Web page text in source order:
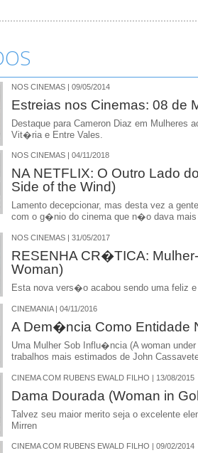
NOS CINEMAS | 09/05/2014
Estreias nos Cinemas: 08 de
Destaque para Cameron Diaz em Mulheres
Vit�ria e Entre Vales.
NOS CINEMAS | 04/11/2018
NA NETFLIX: O Outro Lado
Side of the Wind)
Lamento decepcionar, mas desta vez a
com o g�nio do cinema que n�o dava mais
NOS CINEMAS | 31/05/2017
RESENHA CR�TICA:
Woman)
Esta nova vers�o acabou sendo uma feliz e
CINEMANIA | 04/11/2016
A Dem�ncia Como Entidade
Uma Mulher Sob Influ�ncia (A woman
trabalhos mais estimados de John
CINEMA COM RUBENS EWALD FILHO | 13/08/2015
Dama Dourada (Woman in
Talvez seu maior merito seja o excelente
Mirren
CINEMA COM RUBENS EWALD FILHO | 09/02/2014